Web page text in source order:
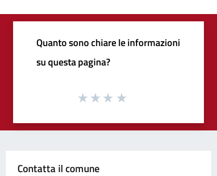
Quanto sono chiare le informazioni
su questa pagina?
Contatta il comune